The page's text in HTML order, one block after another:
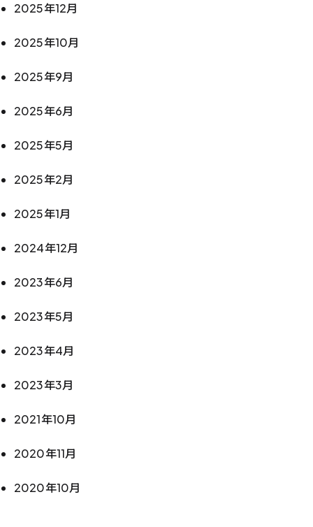
2025年12月
2025年10月
2025年9月
2025年6月
2025年5月
2025年2月
2025年1月
2024年12月
2023年6月
2023年5月
2023年4月
2023年3月
2021年10月
2020年11月
2020年10月